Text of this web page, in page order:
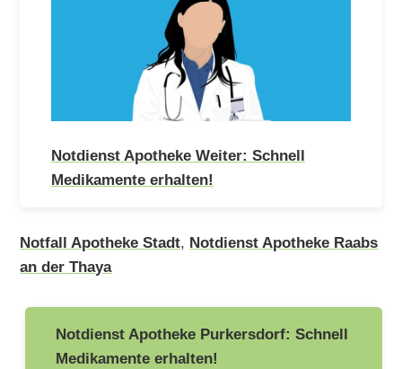
Notdienst Apotheke Weiter: Schnell
Medikamente erhalten!
Notfall Apotheke Stadt, Notdienst Apotheke Raabs
an der Thaya
Beitragsnavigation
Notdienst Apotheke Purkersdorf: Schnell
Medikamente erhalten!